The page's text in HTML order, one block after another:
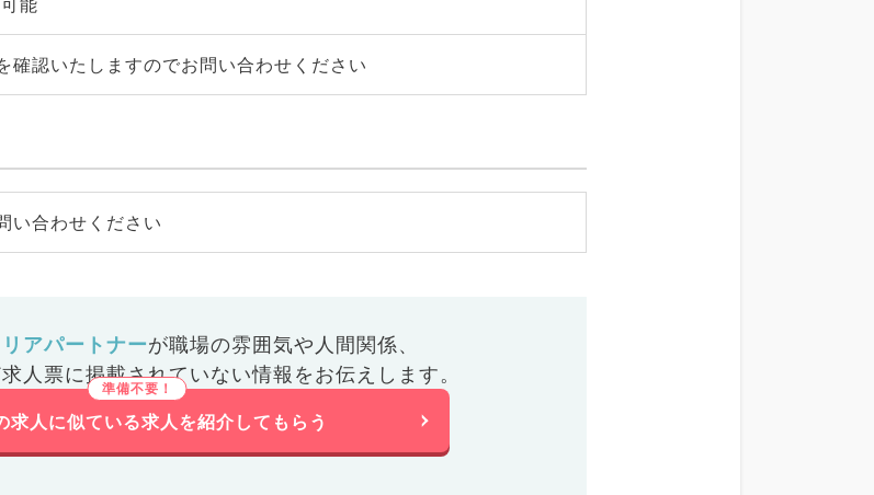
能
確認いたしますのでお問い合わせください
い合わせください
アパートナーが職場の雰囲気や人間関係、
求人票に掲載されていない情報をお伝えします。
求人に似ている求人を紹介してもらう